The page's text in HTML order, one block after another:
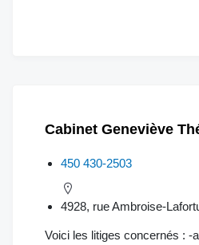
Cabinet Geneviève
450 430-2503
4928, rue Ambroise-
Voici les litiges concernés : -